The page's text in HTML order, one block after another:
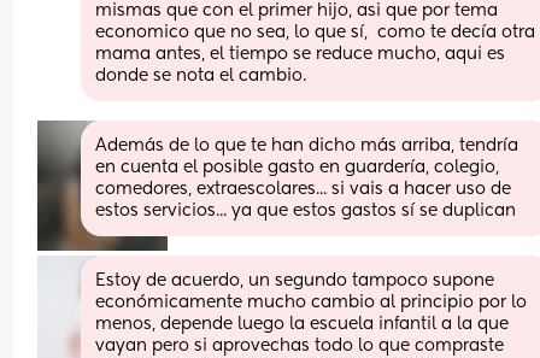
mismas que con el primer hijo, asi que por tema
economico que no sea, lo que sí,  como te decía otra
mama antes, el tiempo se reduce mucho, aqui es
donde se nota el cambio.
Además de lo que te han dicho más arriba, tendría
en cuenta el posible gasto en guardería, colegio,
comedores, extraescolares... si vais a hacer uso de
estos servicios... ya que estos gastos sí se duplican
Estoy de acuerdo, un segundo tampoco supone
económicamente mucho cambio al principio por lo
menos, depende luego la escuela infantil a la que
vayan pero si aprovechas todo lo que compraste